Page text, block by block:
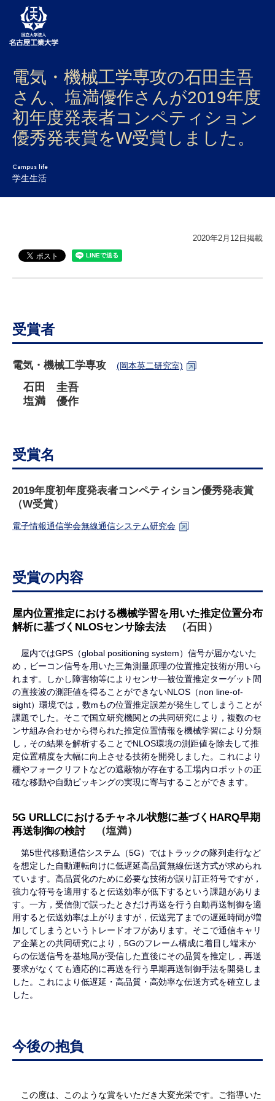
大学案内
学部・大学院・センター
入試
研究・産学官連携
研究・教員Navi
受験生
企業・研究者
地域・一般
English
電気・機械工学専攻の石田圭吾
さん、塩満優作さんが2019年度
初年度発表者コンペティション
優秀発表賞をW受賞しました。
Campus life
学生生活
2020年2月12日掲載
受賞者
電気・機械工学専攻 (岡本英二研究室)
石田 圭吾
塩満 優作
受賞名
2019年度初年度発表者コンペティション優秀発表賞
（W受賞）
電子情報通信学会無線通信システム研究会
受賞の内容
屋内位置推定における機械学習を用いた推定位置分布
解析に基づくNLOSセンサ除去法
（石田）
屋内ではGPS（global positioning system）信号が届かないた
め，ビーコン信号を用いた三角測量原理の位置推定技術が用いら
れます。しかし障害物等によりセンサ―被位置推定ターゲット間
の直接波の測距値を得ることができないNLOS（non line-of-
sight）環境では，数mもの位置推定誤差が発生してしまうことが
課題でした。そこで国立研究機関との共同研究により，複数のセ
ンサ組み合わせから得られた推定位置情報を機械学習により分類
し，その結果を解析することでNLOS環境の測距値を除去して推
定位置精度を大幅に向上させる技術を開発しました。これにより
棚やフォークリフトなどの遮蔽物が存在する工場内ロボットの正
確な移動や自動ピッキングの実現に寄与することができます。
5G URLLCにおけるチャネル状態に基づくHARQ早期
再送制御の検討
（塩満）
第5世代移動通信システム（5G）ではトラックの隊列走行など
を想定した自動運転向けに低遅延高品質無線伝送方式が求められ
ています。高品質化のために必要な技術が誤り訂正符号ですが，
強力な符号を適用すると伝送効率が低下するという課題がありま
す。一方，受信側で誤ったときだけ再送を行う自動再送制御を適
用すると伝送効率は上がりますが，伝送完了までの遅延時間が増
加してしまうというトレードオフがあります。そこで通信キャリ
ア企業との共同研究により，5Gのフレーム構成に着目し端末か
らの伝送信号を基地局が受信した直後にその品質を推定し，再送
要求がなくても適応的に再送を行う早期再送制御手法を開発しま
した。これにより低遅延・高品質・高効率な伝送方式を確立しま
した。
今後の抱負
この度は、このような賞をいただき大変光栄です。ご指導いた